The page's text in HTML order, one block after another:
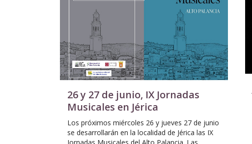
26 y 27 de junio, IX Jornadas
Musicales en Jérica
Los próximos miércoles 26 y jueves 27 de junio
se desarrollarán en la localidad de Jérica las IX